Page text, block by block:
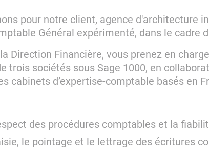
pour notre client, agence d'architecture
Général expérimenté, dans le cadre
Direction Financière, vous prenez en
trois sociétés sous Sage 1000, en
cabinets d’expertise-comptable basés en
des procédures comptables et la
le pointage et le lettrage des écritures